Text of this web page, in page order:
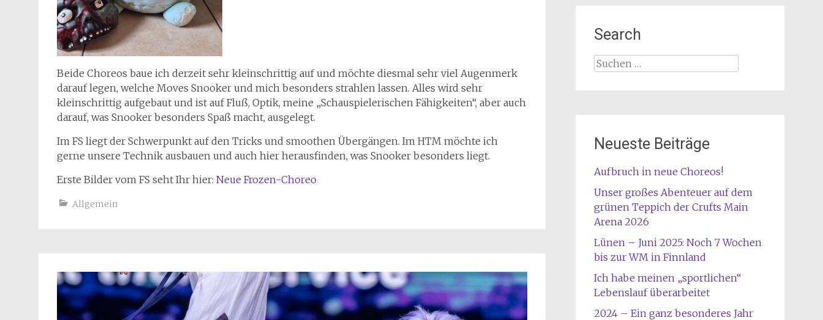
Beide Choreos baue ich derzeit sehr kleinschrittig auf und möchte diesmal sehr viel Augenmerk
darauf legen, welche Moves Snooker und mich besonders strahlen lassen. Alles wird sehr
kleinschrittig aufgebaut und ist auf Fluß, Optik, meine „Schauspielerischen Fähigkeiten“, aber auch
darauf, was Snooker besonders Spaß macht, ausgelegt.
Im FS liegt der Schwerpunkt auf den Tricks und smoothen Übergängen. Im HTM möchte ich
gerne unsere Technik ausbauen und auch hier herausfinden, was Snooker besonders liegt.
Erste Bilder vom FS seht Ihr hier: Neue Frozen-Choreo
Allgemein
Search
Suche
Neueste Beiträge
Aufbruch in neue Choreos!
Unser großes Abenteuer auf dem
grünen Teppich der Crufts Main
Arena 2026
Lünen – Juni 2025: Noch 7 Wochen
bis zur WM in Finnland
Ich habe meinen „sportlichen“
Lebenslauf überarbeitet
2024 – Ein ganz besonderes Jahr